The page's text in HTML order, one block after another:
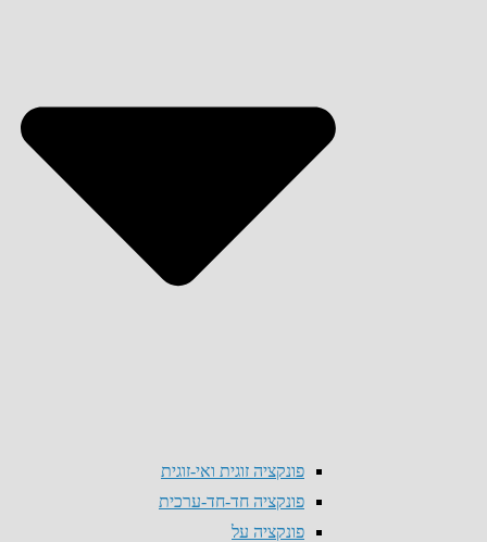
פונקציה זוגית ואי-זוגית
פונקציה חד-חד-ערכית
פונקציה על